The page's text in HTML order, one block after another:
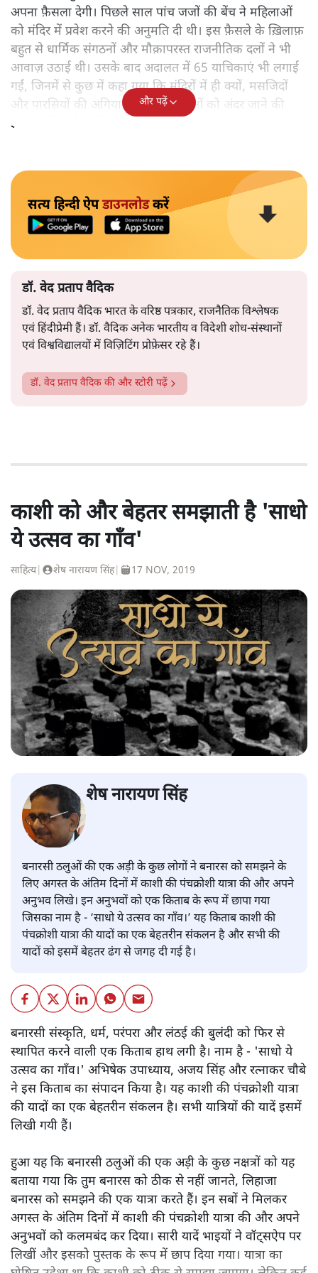
अपना फ़ैसला देगी। पिछले साल पांच जजों की बेंच ने महिलाओं
को मंदिर में प्रवेश करने की अनुमति दी थी। इस फ़ैसले के ख़िलाफ़
बहुत से धार्मिक संगठनों और मौक़ापरस्त राजनीतिक दलों ने भी
आवाज़ उठाई थी। उसके बाद अदालत में 65 याचिकाएं भी लगाई
गईं, जिनमें से कुछ में कहा गया कि मंदिरों में ही क्यों, मसजिदों
और पारसियों की अगियारी में भी महिलाओं को अंदर जाने की
इजाजत मिलनी चाहिए।
और पढ़ें
सत्य हिन्दी ऐपडाउनलोडकरें
डॉ. वेद प्रताप वैदिक
डॉ. वेद प्रताप वैदिक भारत के वरिष्ठ पत्रकार, राजनैतिक विश्लेषक
एवं हिंदीप्रेमी हैं। डॉ. वैदिक अनेक भारतीय व विदेशी शोध-संस्थानों
एवं विश्वविद्यालयों में विज़िटिंग प्रोफ़ेसर रहे हैं।
डॉ. वेद प्रताप वैदिक की और स्टोरी पढ़ें
काशी को और बेहतर समझाती है 'साधो
ये उत्सव का गाँव'
साहित्य| शेष नारायण सिंह| 17 NOV, 2019
शेष नारायण सिंह
बनारसी ठलुओं की एक अड़ी के कुछ लोगों ने बनारस को समझने के
लिए अगस्त के अंतिम दिनों में काशी की पंचक्रोशी यात्रा की और अपने
अनुभव लिखे। इन अनुभवों को एक किताब के रूप में छापा गया
जिसका नाम है - ‘साधो ये उत्सव का गाँव।’ यह किताब काशी की
पंचक्रोशी यात्रा की यादों का एक बेहतरीन संकलन है और सभी की
यादों को इसमें बेहतर ढंग से जगह दी गई है।
बनारसी संस्कृति, धर्म, परंपरा और लंठई की बुलंदी को फिर से
स्थापित करने वाली एक किताब हाथ लगी है। नाम है - 'साधो ये
उत्सव का गाँव।' अभिषेक उपाध्याय, अजय सिंह और रत्नाकर चौबे
ने इस किताब का संपादन किया है। यह काशी की पंचक्रोशी यात्रा
की यादों का एक बेहतरीन संकलन है। सभी यात्रियों की यादें इसमें
लिखी गयी हैं।
हुआ यह कि बनारसी ठलुओं की एक अड़ी के कुछ नक्षत्रों को यह
बताया गया कि तुम बनारस को ठीक से नहीं जानते, लिहाजा
बनारस को समझने की एक यात्रा करते हैं। इन सबों ने मिलकर
अगस्त के अंतिम दिनों में काशी की पंचक्रोशी यात्रा की और अपने
अनुभवों को कलमबंद कर दिया। सारी यादें भाइयों ने वॉट्सऐप पर
लिखीं और इसको पुस्तक के रूप में छाप दिया गया। यात्रा का